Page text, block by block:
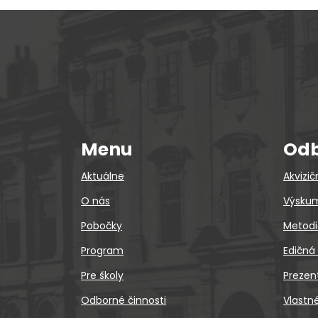
Menu
Aktuálne
O nás
Pobočky
Program
Pre školy
Odborné činnosti